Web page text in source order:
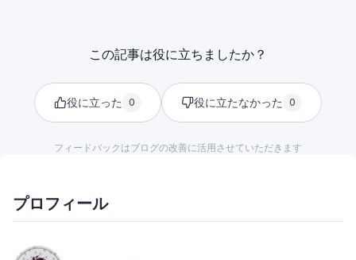
この記事は役に立ちましたか？
役に立った 0 役に立たなかった 0
フィードバックはブログの改善に活用させていただきます
プロフィール